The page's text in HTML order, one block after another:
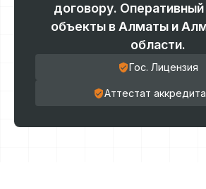
договору.
объекты в Алматы и
области.
Гос. Лицензия
Аттестат